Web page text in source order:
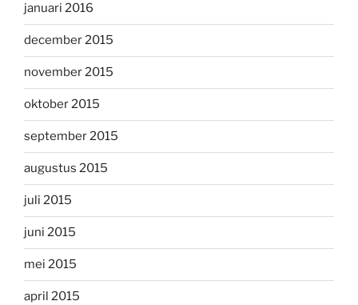
januari 2016
december 2015
november 2015
oktober 2015
september 2015
augustus 2015
juli 2015
juni 2015
mei 2015
april 2015